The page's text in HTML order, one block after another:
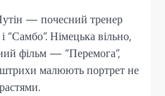
— почесний тренер
“Самбо”. Німецька вільно,
фільм — “Перемога”,
малюють портрет не